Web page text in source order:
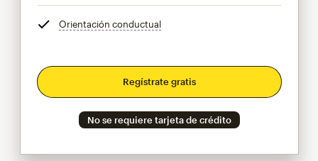
Orientación conductualinfo
Regístrate gratis
No se requiere tarjeta de crédito